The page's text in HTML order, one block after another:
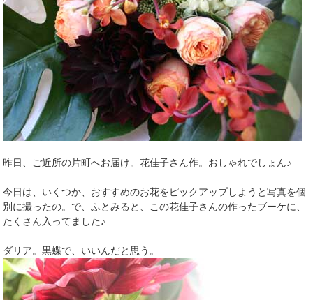
昨日、ご近所の片町へお届け。花佳子さん作。おしゃれでしょん♪
今日は、いくつか、おすすめのお花をピックアップしようと写真を個
別に撮ったの。で、ふとみると、この花佳子さんの作ったブーケに、
たくさん入ってました♪
ダリア。黒蝶で、いいんだと思う。